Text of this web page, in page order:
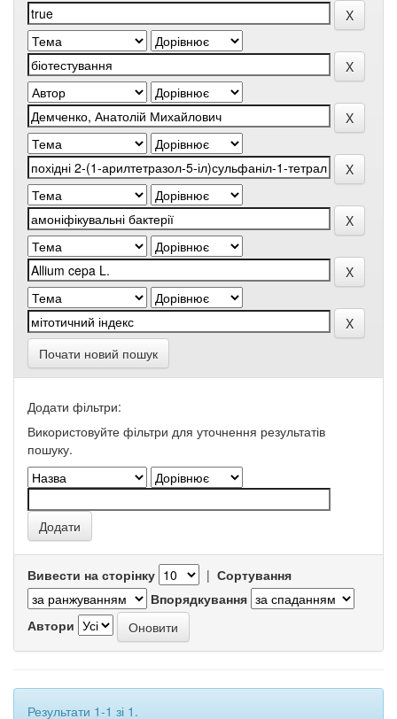
Почати новий пошук
Додати фільтри:
Використовуйте фільтри для уточнення результатів
пошуку.
Вивести на сторінку | Сортування
Впорядкування
Автори
Результати 1-1 зі 1.